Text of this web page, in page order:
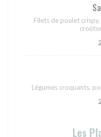
Filets de poulet
Légumes croquants,
Les